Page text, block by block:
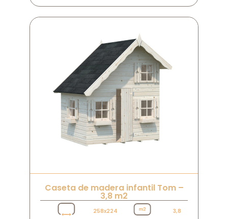
Caseta de madera infantil Tom –
3,8 m2
258x224
3,8